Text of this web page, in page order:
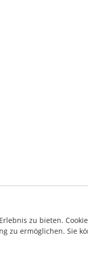
zu bieten.
zu ermöglichen. Sie